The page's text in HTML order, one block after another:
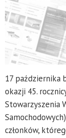
17 października
okazji 45.
Stowarzyszenia
członków,